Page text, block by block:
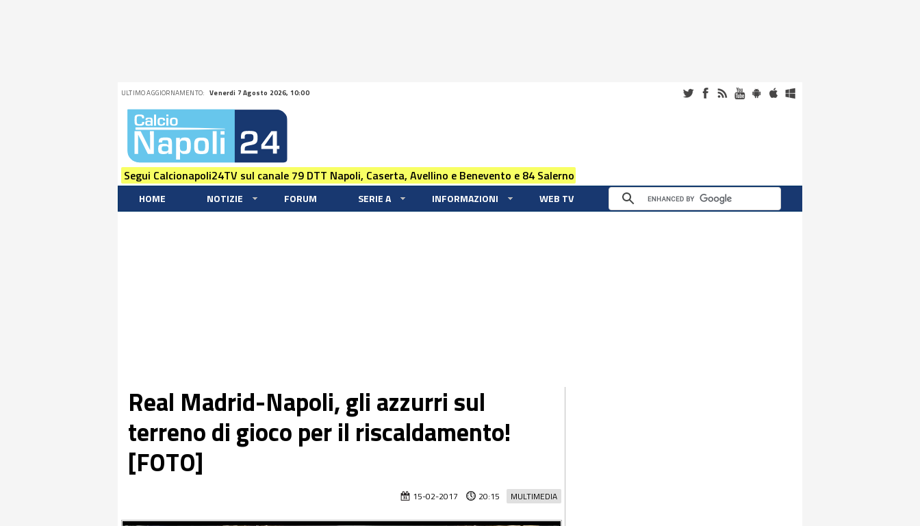
ULTIMO AGGIORNAMENTO: Venerdi 7 Agosto 2026, 10:00
Segui Calcionapoli24TV sul canale 79 DTT Napoli, Caserta, Avellino e Benevento e 84 Salerno
HOME NOTIZIE FORUM SERIE A INFORMAZIONI WEB TV
Real Madrid-Napoli, gli azzurri sul
terreno di gioco per il riscaldamento!
[FOTO]
MULTIMEDIA
15-02-2017 20:15